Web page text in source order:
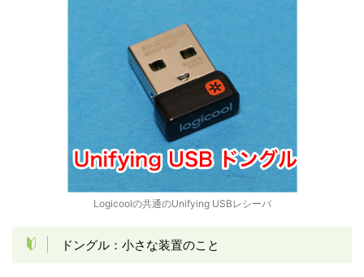
Logicoolの共通のUnifying USBレシーバ
ドングル：小さな装置のこと